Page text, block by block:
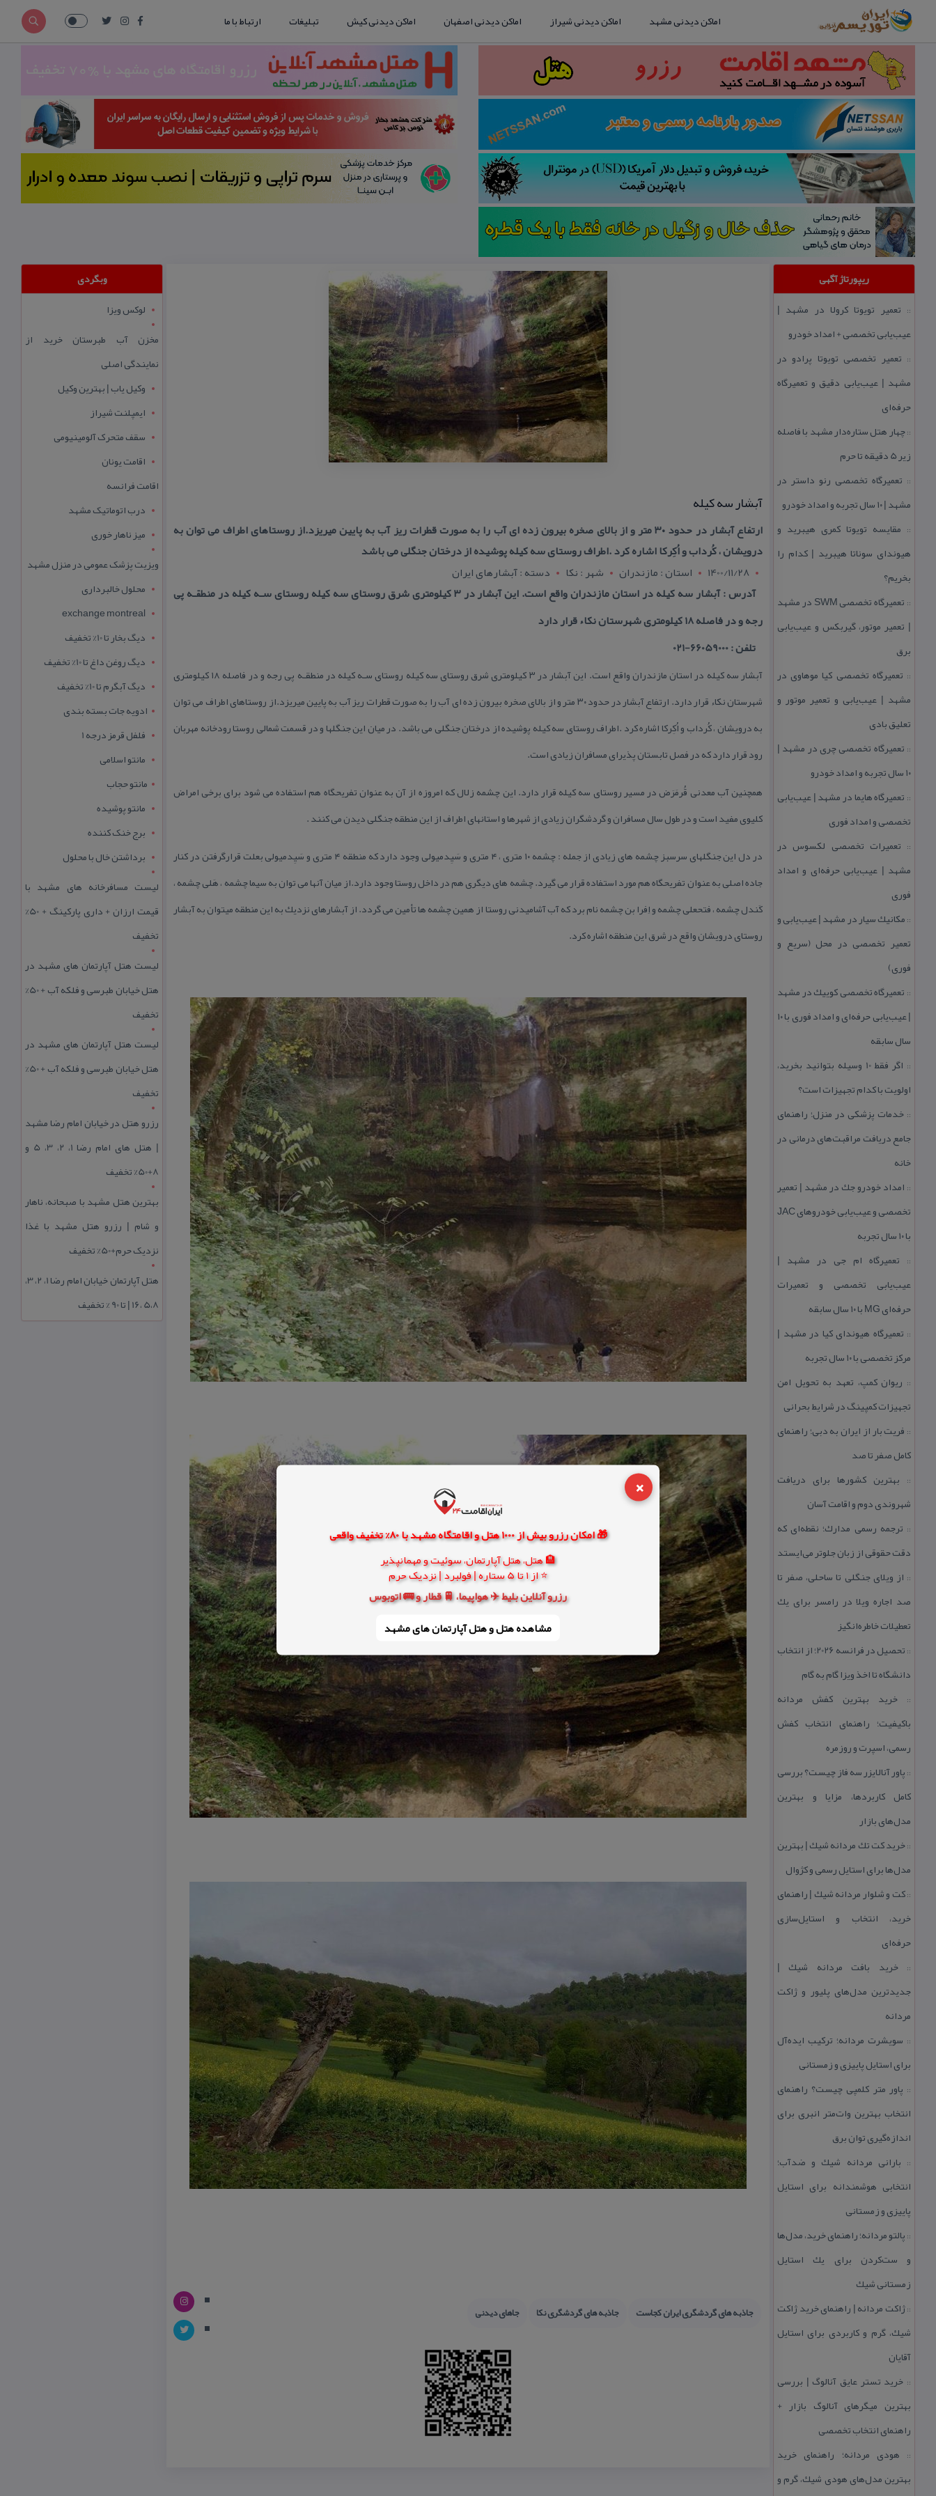
×
🎁 امکان رزرو بیش از 1000 هتل و اقامتگاه مشهد با 80% تخفیف واقعی
🏨 هتل، هتل آپارتمان، سوئیت و مهمانپذیر
⭐ از 1 تا 5 ستاره | فولبرد | نزدیک حرم
رزرو آنلاین بلیط ✈️ هواپیما، 🚆 قطار و 🚌 اتوبوس
مشاهده هتل و هتل‌ آپارتمان های مشهد
اماکن دیدنی مشهد اماکن دیدنی شیراز اماکن دیدنی اصفهان اماکن دیدنی کیش تبلیغات ارتباط با ما
ریپورتاژ آگهی
:: تعمیر تویوتا كرولا در مشهد |
عیب‌یابی تخصصی + امداد خودرو
:: تعمیر تخصصی تویوتا پرادو در
مشهد | عیب‌یابی دقیق و تعمیرگاه
حرفه‌ای
::چهار هتل‌ ستاره‌دار مشهد با فاصله
زیر 5 دقیقه تا حرم
:: تعمیرگاه تخصصی رنو داستر در
مشهد | ۱۰ سال تجربه و امداد خودرو
:: مقایسه تویوتا كمری هیبرید و
هیوندای سوناتا هیبرید | كدام را
بخریم؟
::
تعمیرگاه تخصصی SWM در مشهد
| تعمیر موتور، گیربكس و عیب‌یابی
برق
:: تعمیرگاه تخصصی كیا موهاوی در
مشهد | عیب‌یابی و تعمیر موتور و
تعلیق بادی
:: تعمیرگاه تخصصی چری در مشهد |
۱۰ سال تجربه و امداد خودرو
:: تعمیرگاه هایما در مشهد | عیب‌یابی
تخصصی و امداد فوری
:: تعمیرات تخصصی لكسوس در
مشهد | عیب‌یابی حرفه‌ای و امداد
فوری
:: مكانیك سیار در مشهد | عیب‌یابی و
تعمیر تخصصی در محل (سریع و
فوری)
:: تعمیرگاه تخصصی كوییك در مشهد
| عیب‌یابی حرفه‌ای و امداد فوری با ۱۰
سال سابقه
::
اگر فقط 10 وسیله بتوانید بخرید،
اولویت با كدام تجهیزات است؟
:: خدمات پزشكی در منزل؛ راهنمای
جامع دریافت مراقبت‌های درمانی در
خانه
:: امداد خودرو جك در مشهد | تعمیر
تخصصی و عیب‌یابی خودروهای JAC
با ۱۰ سال تجربه
:: تعمیرگاه ام جی در مشهد |
عیب‌یابی تخصصی و تعمیرات
حرفه‌ای MG با ۱۰ سال سابقه
:: تعمیرگاه هیوندای كیا در مشهد |
مركز تخصصی با ۱۰ سال تجربه
:: ریوان كمپ، تعهد به تحویل امن
تجهیزات كمپینگ در شرایط بحرانی
:: فریت بار از ایران به دبی؛ راهنمای
كامل صفر تا صد
:: بهترین كشورها برای دریافت
شهروندی دوم و اقامت آسان
:: ترجمه رسمی مدارك؛ نقطه‌ای كه
دقت حقوقی از زبان جلوتر می‌ایستد
:: از ویلای جنگلی تا ساحلی، صفر تا
صد اجاره ویلا در رامسر برای یك
تعطیلات خاطره‌انگیز
::
تحصیل در فرانسه 2026؛ از انتخاب
دانشگاه تا اخذ ویزا گام به گام
::خرید بهترین كفش مردانه
باكیفیت؛ راهنمای انتخاب كفش
رسمی، اسپرت و روزمره
:: پاور آنالایزر سه فاز چیست؟ بررسی
كامل كاربردها، مزایا و بهترین
مدل‌های بازار
::خرید كت تك مردانه شیك | بهترین
مدل‌ها برای استایل رسمی و كژوال
::كت و شلوار مردانه شیك | راهنمای
خرید، انتخاب و استایل‌سازی
حرفه‌ای
::خرید بافت مردانه شیك |
جدیدترین مدل‌های پلیور و ژاكت
مردانه
:: سویشرت مردانه؛ تركیب ایده‌آل
برای استایل پاییزی و زمستانی
:: پاور متر كلمپی چیست؟ راهنمای
انتخاب بهترین وات‌متر انبری برای
اندازه‌گیری توان برق
:: بارانی مردانه شیك و ضدآب؛
انتخابی هوشمندانه برای استایل
پاییزی و زمستانی
:: پالتو مردانه؛ راهنمای خرید، مدل‌ها
و ست‌كردن برای یك استایل
زمستانی شیك
::ژاكت مردانه | راهنمای خرید ژاكت
شیك، گرم و كاربردی برای استایل
آقایان
:: خرید تستر عایق آنالوگ | بررسی
بهترین میگرهای آنالوگ بازار +
راهنمای انتخاب تخصصی
:: هودی مردانه؛ راهنمای خرید
بهترین مدل‌های هودی شیك، گرم و
آبشار سه كیله
ارتفاع آبشار در حدود ۳۰ متر و از بالای صخره بیرون زده ای آب را به صورت قطرات ریز آب به پایین میریزد.از روستاهای اطراف می توان به
درویشان ، كُرداب و اُكِركا اشاره كرد .اطراف روستای سه كیله پوشیده از درختان جنگلی می باشد
1400/11/28
استان : مازندران شهر : نکا
دسته : آبشارهای ایران
آدرس : آبشار سه كیله در استان مازندران واقع است. این آبشار در ۳ كیلومتری شرق روستای سه كیله روستای سـه كیله در منطقـه پی
رجه و در فاصله ۱۸ كیلومتری شهرستان نكاء قرار دارد
تلفن : 66059000-021
آبشار سه كیله در استان مازندران واقع است. این آبشار در ۳ كیلومتری شرق روستای سه كیله روستای سـه كیله در منطقـه پی رجه و در فاصله ۱۸ كیلومتری
شهرستان نكاء قرار دارد. ارتفاع آبشار در حدود ۳۰ متر و از بالای صخره بیرون زده ای آب را به صورت قطرات ریز آب به پایین میریزد.از روستاهای اطراف می توان
به درویشان ، كُرداب و اُكِركا اشاره كرد .اطراف روستای سه كیله پوشیده از درختان جنگلی می باشد. در میان این جنگلها و در قسمت شمالی روستا رودخانه مهربان
رود قرار دارد كه در فصل تابستان پذیرای مسافران زیادی است.
همچنین آب معدنی قُرمَرَض در مسیر روستای سه كیله قرار دارد. این چشمه زلال كه امروزه از آن به عنوان تفریحگاه هم استفاده می شود برای برخی امراض
كلیوی مفید است و در طول سال مسافران و گردشگران زیادی از شهرها و استانهای اطراف از این منطقه جنگلی دیدن می كنند .
در دل این جنگلهای سرسبز چشمه های زیادی از جمله : چشمه ۱۰ متری ، ۴ متری و سَیِدمیولی وجود دارد كه منطقه ۴ متری و سَیِدمیولی بعلت قرارگرفتن در كنار
جاده اصلی به عنوان تفریحگاه هم مورد استفاده قرار می گیرد. چشمه های دیگری هم در داخل روستا وجود دارد.از میان آنها می توان به سیما چشمه ، هَلی چشمه ،
كَندل چشمه ، فتحعلی چشمه و اِفرا بن چشمه نام برد كه آب آشامیدنی روستا از همین چشمه ها تأمین می گردد. از آبشارهای نزدیك به این منطقه میتوان به آبشار
روستای درویشان واقع در شرق این منطقه اشاره كرد.
جاذبه های گردشگری ایران كجاست جاذبه های گردشگری نكا جاهای دیدنی
وبگردی
لوکس ویزا
مخزن آب طبرستان خرید از
نمایندگی اصلی
وکیل یاب | بهترین وکیل
ایمپلنت شیراز
سقف متحرک آلومینیومی
اقامت یونان
اقامت فرانسه
درب اتوماتیک مشهد
میز ناهار خوری
ویزیت پزشک عمومی در منزل مشهد
محلول خالبرداری
exchange montreal
دیگ بخار تا 10% تخفیف
دیگ روغن داغ تا 10% تخفیف
دیگ آبگرم تا 10% تخفیف
ادویه جات بسته بندی
فلفل قرمز درجه 1
مانتو اسلامی
مانتو حجاب
مانتو پوشیده
برج خنک کننده
برداشتن خال با محلول
لیست مسافرخانه های مشهد با
قیمت ارزان + داری پارکینگ + 50%
تخفیف
لیست هتل آپارتمان های مشهد در
هتل خیابان طبرسی و فلکه آب + 50%
تخفیف
لیست هتل آپارتمان های مشهد در
هتل خیابان طبرسی و فلکه آب + 50%
تخفیف
رزرو هتل در خیابان امام رضا مشهد
| هتل‌ های امام رضا 1، 2، 3، 5 و
8+50% تخفیف
بهترین هتل مشهد با صبحانه، ناهار
و شام | رزرو هتل مشهد با غذا
نزدیک حرم+50% تخفیف
هتل آپارتمان خیابان امام رضا 1، 2، 3،
5،8 ،16 | تا 90 % تخفیف